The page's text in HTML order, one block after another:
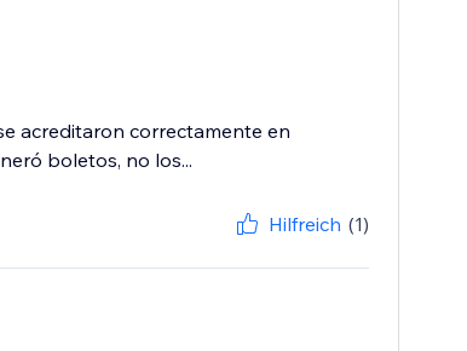
acreditaron correctamente en
boletos, no los...
Hilfreich (1)